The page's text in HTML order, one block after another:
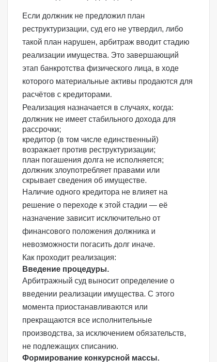
Если должник не предложил план
реструктуризации, суд его не утвердил, либо
такой план нарушен, арбитраж вводит стадию
реализации имущества. Это завершающий
этап банкротства физического лица, в ходе
которого материальные активы продаются для
расчётов с кредиторами.
Реализация назначается в случаях, когда:
должник не имеет стабильного дохода для
рассрочки;
кредитор (в том числе единственный)
возражает против реструктуризации;
план погашения долга не исполняется;
должник злоупотребляет правами или
скрывает сведения об имуществе.
Наличие одного кредитора не влияет на
решение о переходе к этой стадии — её
назначение зависит исключительно от
финансового положения должника и
невозможности погасить долг иначе.
Как проходит реализация:
Введение процедуры.
Арбитражный суд выносит определение о
введении реализации имущества. С этого
момента приостанавливаются или
прекращаются все исполнительные
производства, за исключением обязательств,
не подлежащих списанию.
Формирование конкурсной массы.